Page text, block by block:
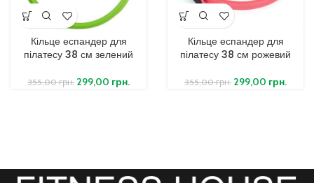
Кільце еспандер для
пілатесу 38 см зелений
355,00грн. 299,00 грн.
Кільце еспандер для
пілатесу 38 см рожевий
355,00грн. 299,00 грн.